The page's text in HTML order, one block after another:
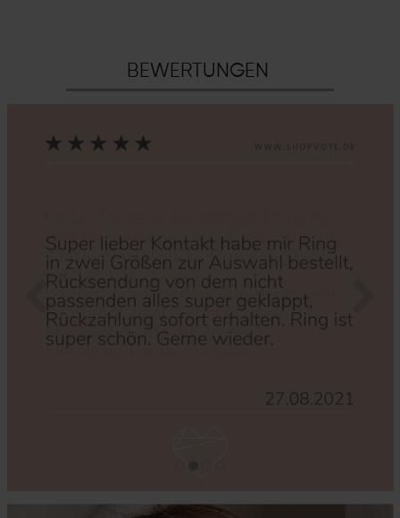
BEWERTUNGEN
Zurück